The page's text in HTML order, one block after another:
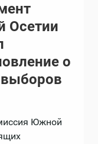
Осетии
о
Южной